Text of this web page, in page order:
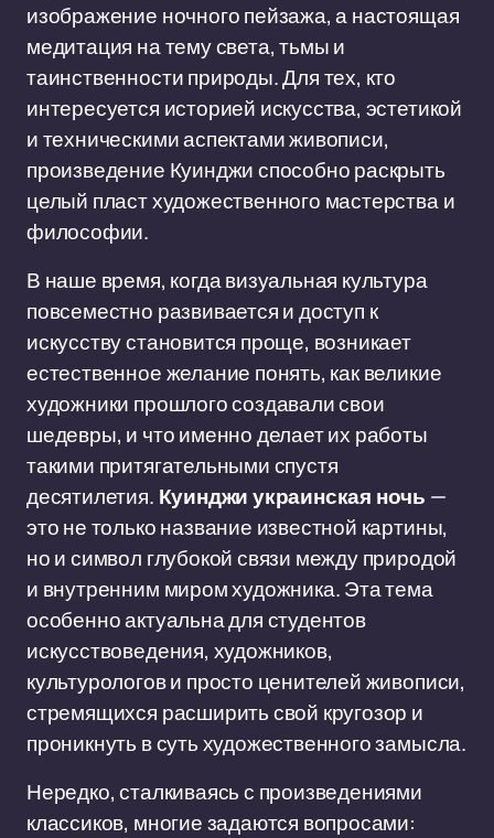
изображение ночного пейзажа, а настоящая
медитация на тему света, тьмы и
таинственности природы. Для тех, кто
интересуется историей искусства, эстетикой
и техническими аспектами живописи,
произведение Куинджи способно раскрыть
целый пласт художественного мастерства и
философии.
В наше время, когда визуальная культура
повсеместно развивается и доступ к
искусству становится проще, возникает
естественное желание понять, как великие
художники прошлого создавали свои
шедевры, и что именно делает их работы
такими притягательными спустя
десятилетия. Куинджи украинская ночь —
это не только название известной картины,
но и символ глубокой связи между природой
и внутренним миром художника. Эта тема
особенно актуальна для студентов
искусствоведения, художников,
культурологов и просто ценителей живописи,
стремящихся расширить свой кругозор и
проникнуть в суть художественного замысла.
Нередко, сталкиваясь с произведениями
классиков, многие задаются вопросами: